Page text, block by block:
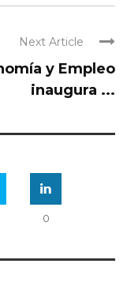
Next Article
y Empleo
inaugura ...
0